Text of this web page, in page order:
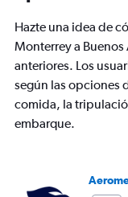
1
Y
axis
values.
Range:
0
Hazte una idea de
Monterrey a
anteriores. Los
según las opciones
comida, la
embarque.